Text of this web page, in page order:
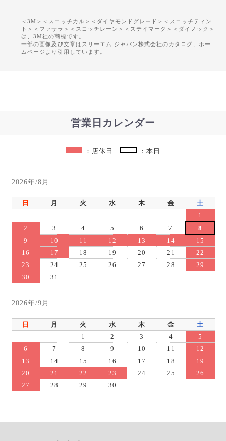
＜3M＞＜スコッチカル＞＜ダイヤモンドグレード＞＜スコッチティン
ト＞＜ファサラ＞＜スコッチレーン＞＜ステイマーク＞＜ダイノック＞
は、3M社の商標です。
一部の画像及び文章はスリーエム ジャパン株式会社のカタログ、ホー
ムページより引用しています。
営業日カレンダー
：店休日 ：本日
2026年/8月
日 月 火 水 木 金
土
1
2
3 4 5 6 7
8
9
10 11 12 13 14
15
16
17 18 19 20 21
22
23
24 25 26 27 28
29
30
31
2026年/9月
日 月 火 水 木 金
土
1
2 3 4
5
6
7 8 9 10 11
12
13
14 15 16 17 18
19
20
21 22 23 24 25
26
27
28 29 30